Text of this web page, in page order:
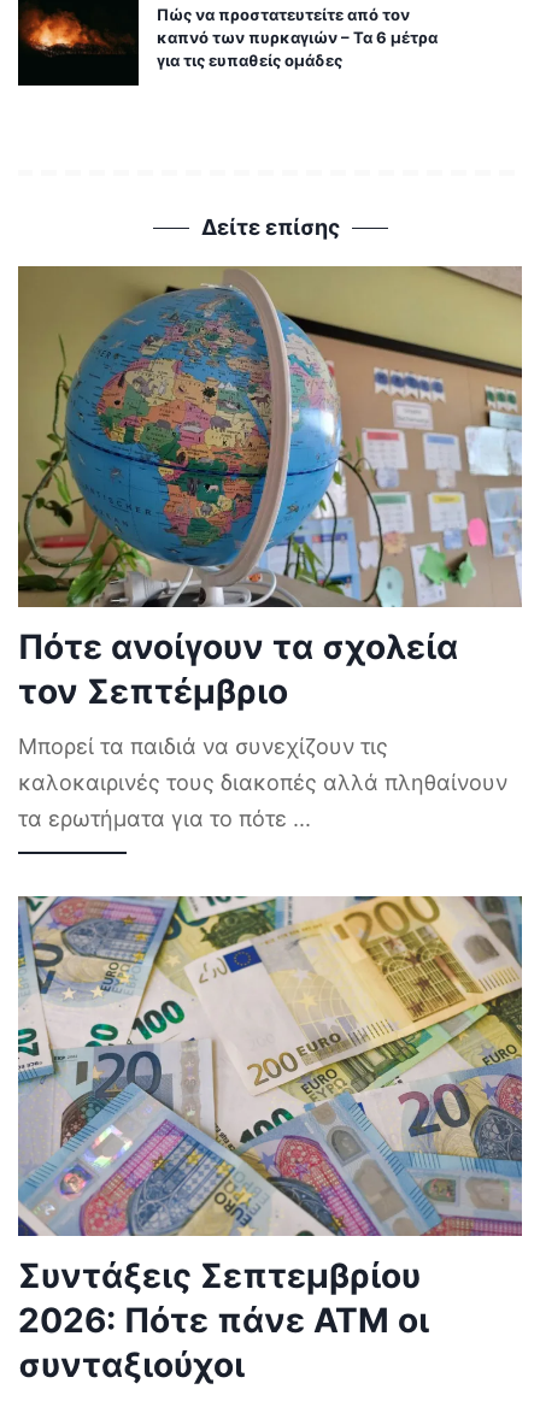
Πώς να προστατευτείτε από τον
καπνό των πυρκαγιών – Τα 6 μέτρα
για τις ευπαθείς ομάδες
Δείτε επίσης
Πότε ανοίγουν τα σχολεία
τον Σεπτέμβριο
Μπορεί τα παιδιά να συνεχίζουν τις
καλοκαιρινές τους διακοπές αλλά πληθαίνουν
τα ερωτήματα για το πότε ...
Συντάξεις Σεπτεμβρίου
2026: Πότε πάνε ΑΤΜ οι
συνταξιούχοι